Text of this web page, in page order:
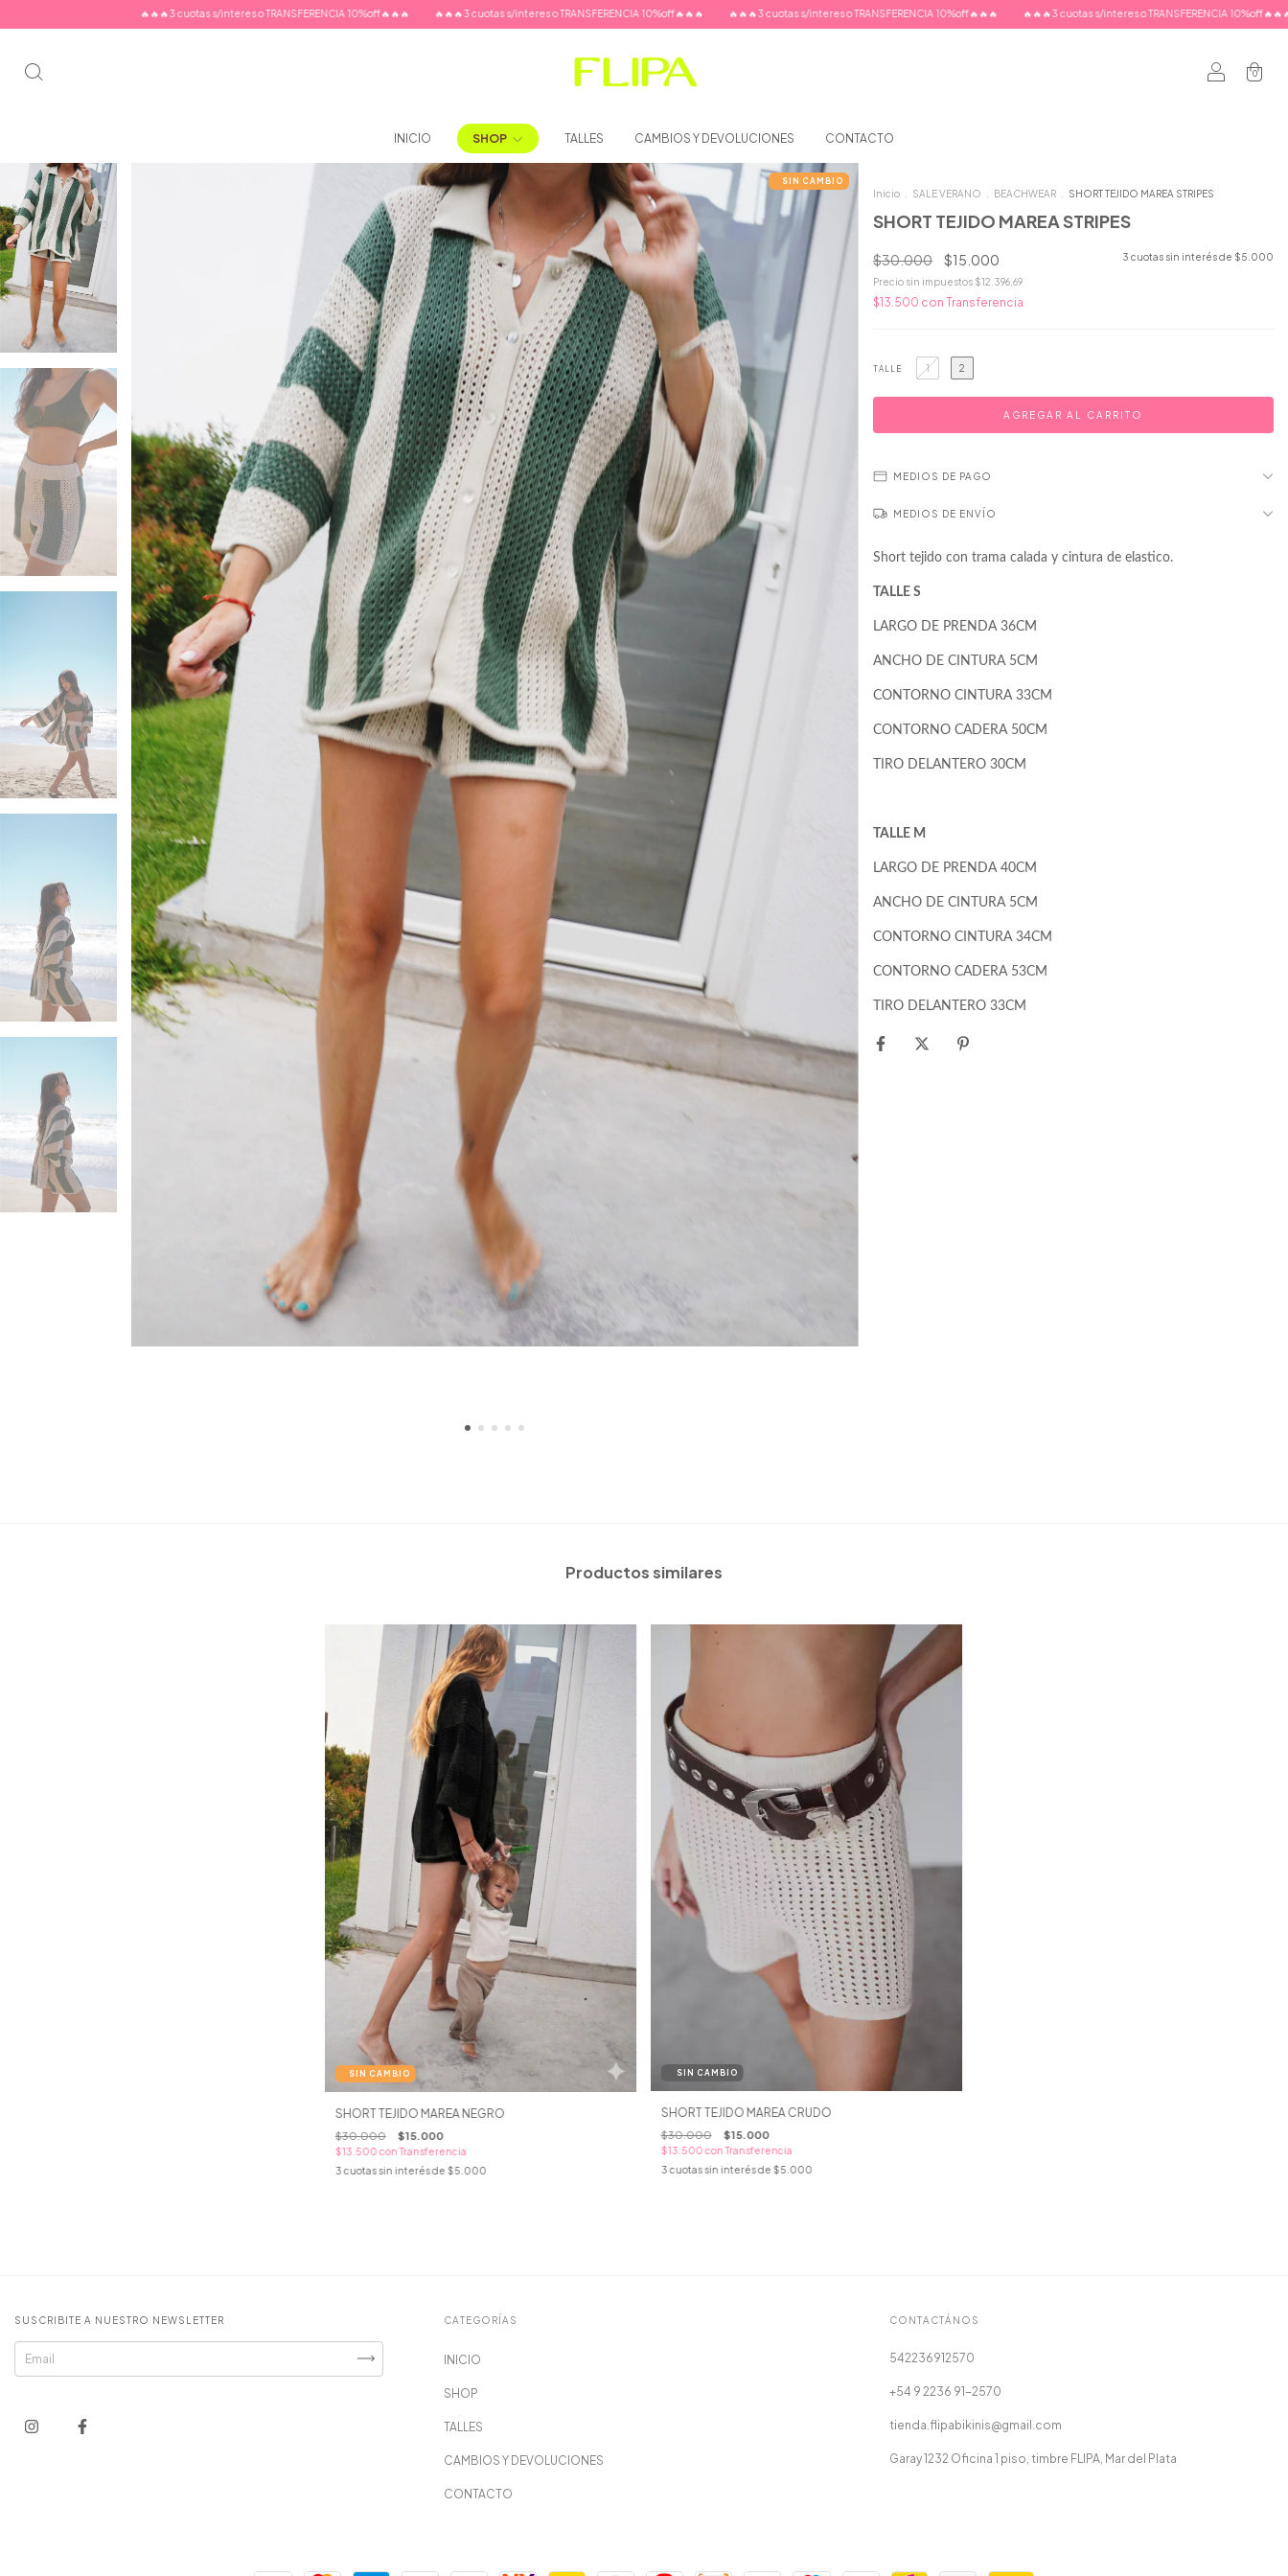
🔥🔥🔥3 cuotas s/interes o TRANSFERENCIA 10%off🔥🔥🔥 🔥🔥🔥3 cuotas s/interes o TRANSFERENCIA 10%off🔥🔥🔥 🔥🔥🔥3 cuotas s/interes o TRANSFERENCIA 10%off🔥🔥🔥 🔥🔥🔥3 cuotas s/interes o TRANSFERENCIA 10%off🔥🔥🔥 🔥🔥🔥3
0
INICIO SHOP TALLES CAMBIOS Y DEVOLUCIONES CONTACTO
Inicio SALE VERANO BEACHWEAR SHORT TEJIDO MAREA STRIPES
SHORT TEJIDO MAREA STRIPES
$30.000 $15.000 3 cuotas sin interés de $5.000
Precio sin impuestos $12.396,69
$13.500 con Transferencia
TALLE 1 2
MEDIOS DE PAGO
MEDIOS DE ENVÍO
Short tejido con trama calada y cintura de elastico.
TALLE S
LARGO DE PRENDA 36CM
ANCHO DE CINTURA 5CM
CONTORNO CINTURA 33CM
CONTORNO CADERA 50CM
TIRO DELANTERO 30CM
TALLE M
LARGO DE PRENDA 40CM
ANCHO DE CINTURA 5CM
CONTORNO CINTURA 34CM
CONTORNO CADERA 53CM
TIRO DELANTERO 33CM
Productos similares
SHORT TEJIDO MAREA NEGRO
$30.000 $15.000
$13.500con Transferencia
3 cuotas sin interés de $5.000
SHORT TEJIDO MAREA CRUDO
$30.000 $15.000
$13.500con Transferencia
3 cuotas sin interés de $5.000
SUSCRIBITE A NUESTRO NEWSLETTER CATEGORÍAS
INICIO
SHOP
TALLES
CAMBIOS Y DEVOLUCIONES
CONTACTO
CONTACTÁNOS
542236912570
+54 9 2236 91-2570
tienda.flipabikinis@gmail.com
Garay 1232 Oficina 1 piso, timbre FLIPA, Mar del Plata